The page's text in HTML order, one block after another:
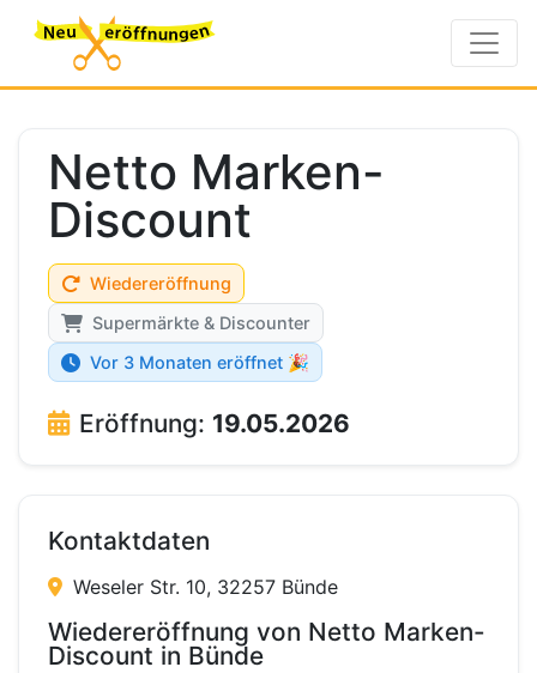
Netto Marken-
Discount
Wiedereröffnung
Supermärkte & Discounter
Vor 3 Monaten eröffnet 🎉
Eröffnung: 19.05.2026
Kontaktdaten
Weseler Str. 10, 32257 Bünde
Wiedereröffnung von Netto Marken-
Discount in Bünde